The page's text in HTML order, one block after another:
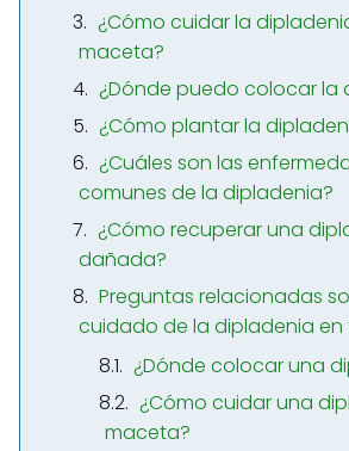
¿Cómo cuidar la
maceta?
¿Dónde puedo colocar la
¿Cómo plantar la
¿Cuáles son las
comunes de la dipladenia?
¿Cómo recuperar una
dañada?
Preguntas relacionadas
cuidado de la dipladenia
¿Dónde colocar una
¿Cómo cuidar una
maceta?